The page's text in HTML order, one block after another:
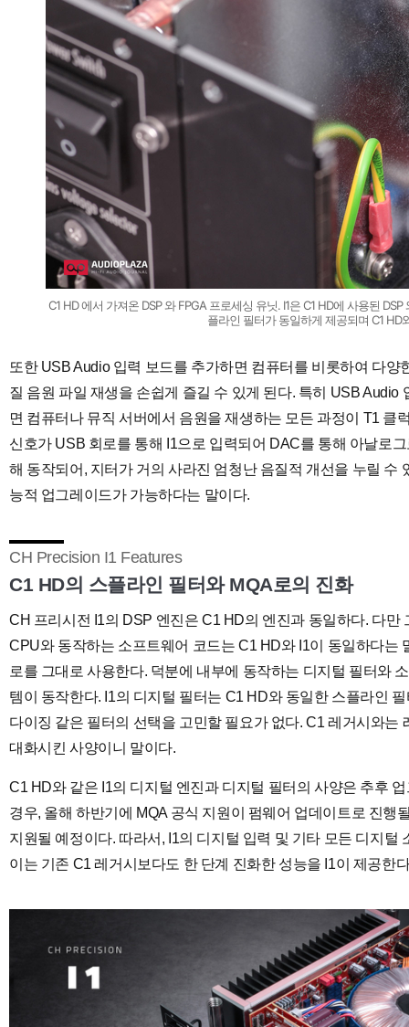
C1 HD 에서 가져온 DSP 와 FPGA 프로세싱 유닛. I1은 C1 HD에 사용된
플라인 필터가 동일하게 제공되며 C1
또한 USB Audio 입력 보드를 추가하면 컴퓨터를 비롯하여 다
질 음원 파일 재생을 손쉽게 즐길 수 있게 된다. 특히 USB
면 컴퓨터나 뮤직 서버에서 음원을 재생하는 모든 과정이 T1
신호가 USB 회로를 통해 I1으로 입력되어 DAC를 통해 아날로
해 동작되어, 지터가 거의 사라진 엄청난 음질적 개선을 누릴 수
능적 업그레이드가 가능하다는 말이다.
CH Precision I1 Features
C1 HD의 스플라인 필터와 MQA로의 진화
CH 프리시전 I1의 DSP 엔진은 C1 HD의 엔진과 동일하다. 다
CPU와 동작하는 소프트웨어 코드는 C1 HD와 I1이 동일하다는
로를 그대로 사용한다. 덕분에 내부에 동작하는 디지털 필터와
템이 동작한다. I1의 디지털 필터는 C1 HD와 동일한 스플라인
다이징 같은 필터의 선택을 고민할 필요가 없다. C1 레거시와
대화시킨 사양이니 말이다.
C1 HD와 같은 I1의 디지털 엔진과 디지털 필터의 사양은 추후
경우, 올해 하반기에 MQA 공식 지원이 펌웨어 업데이트로 진
지원될 예정이다. 따라서, I1의 디지털 입력 및 기타 모든 디지
이는 기존 C1 레거시보다도 한 단계 진화한 성능을 I1이 제공한